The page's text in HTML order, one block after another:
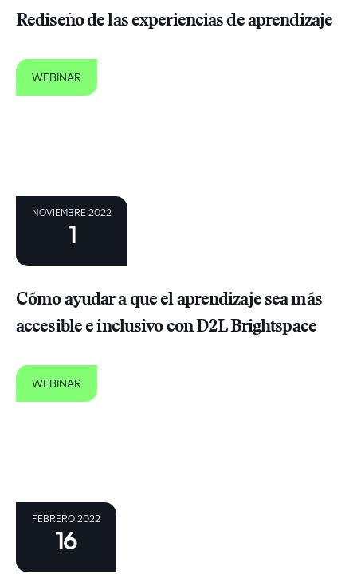
Rediseño de las experiencias de aprendizaje
WEBINAR
NOVIEMBRE 2022
1
Cómo ayudar a que el aprendizaje sea más
accesible e inclusivo con D2L Brightspace
WEBINAR
FEBRERO 2022
16